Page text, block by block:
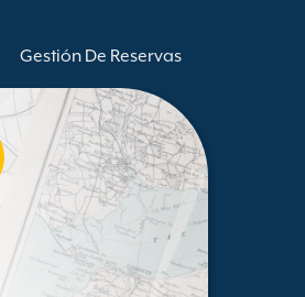
Gestión De Reservas